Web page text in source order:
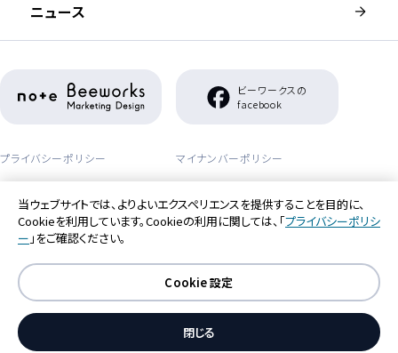
ニュース
（新しいウィンドウが開きます）
ビーワークスの
facebook
プライバシーポリシー マイナンバーポリシー
利用者情報の外部送信について
当ウェブサイトでは、よりよいエクスペリエンスを提供することを目的に、
Cookieを利用しています。Cookieの利用に関しては、「プライバシーポリシ
ー 」をご確認ください。
Cookie 設定
閉じる